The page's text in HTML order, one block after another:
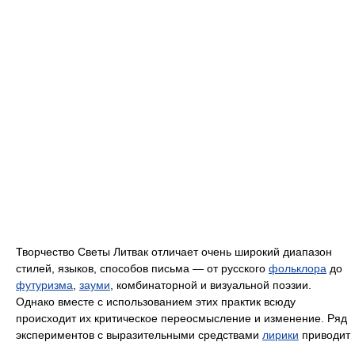
Творчество Светы Литвак отличает очень широкий диапазон
стилей, языков, способов письма — от русского фольклора до
футуризма зауми , комбинаторной и визуальной поэзии.
Однако вместе с использованием этих практик всюду
происходит их критическое переосмысление и изменение. Ряд
экспериментов с выразительными средствами лирики приводит